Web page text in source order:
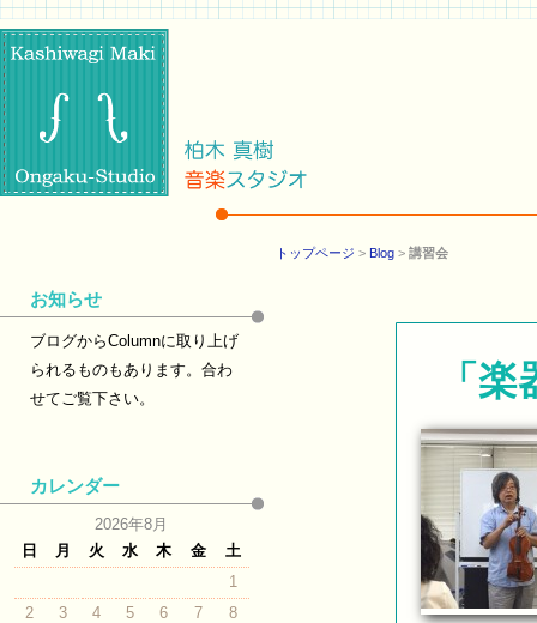
トップページ > Blog > 講習会
「
お知らせ
ブログからColumnに取り上げ
られるものもあります。合わ
せてご覧下さい。
カレンダー
2026年8月
日
月 火 水 木 金
土
1
2
3 4 5 6 7
8